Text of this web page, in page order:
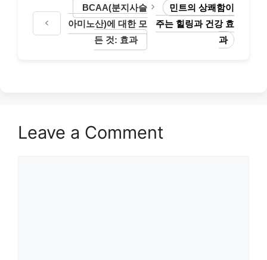
BCAA(분지사슬
아미노산)에 대한 모
든 것: 효과
민트의 상쾌함이
주는 힐링과 건강 효
과
Leave a Comment